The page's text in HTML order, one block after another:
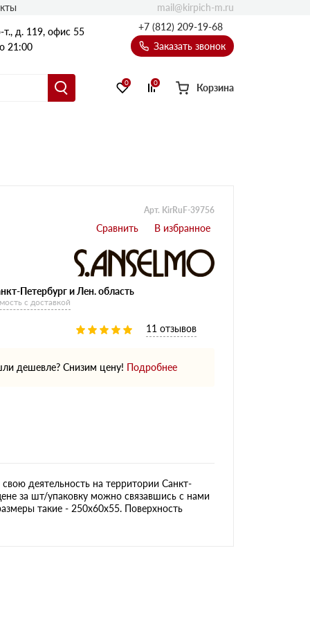
т., д. 119, офис 55
21:00
+7 (812) 209-19-68
Заказать звонок
0 0 Корзина
mail@kirpich-m.ru
Арт. KirRuF-39756
Петербург и Лен. область
с доставкой
11 отзывов
дешевле? Снизим цену! Подробнее
деятельность на территории Санкт-
за шт/упаковку можно связавшись с нами
такие - 250х60х55. Поверхность